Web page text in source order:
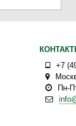
+7
Пн-